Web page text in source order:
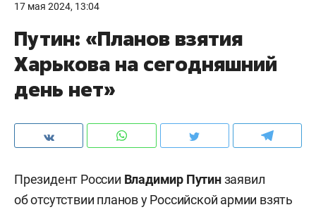
17 мая 2024, 13:04
Путин: «Планов взятия
Харькова на сегодняшний
день нет»
Президент России Владимир Путинзаявил
об отсутствии планов у Российской армии взять